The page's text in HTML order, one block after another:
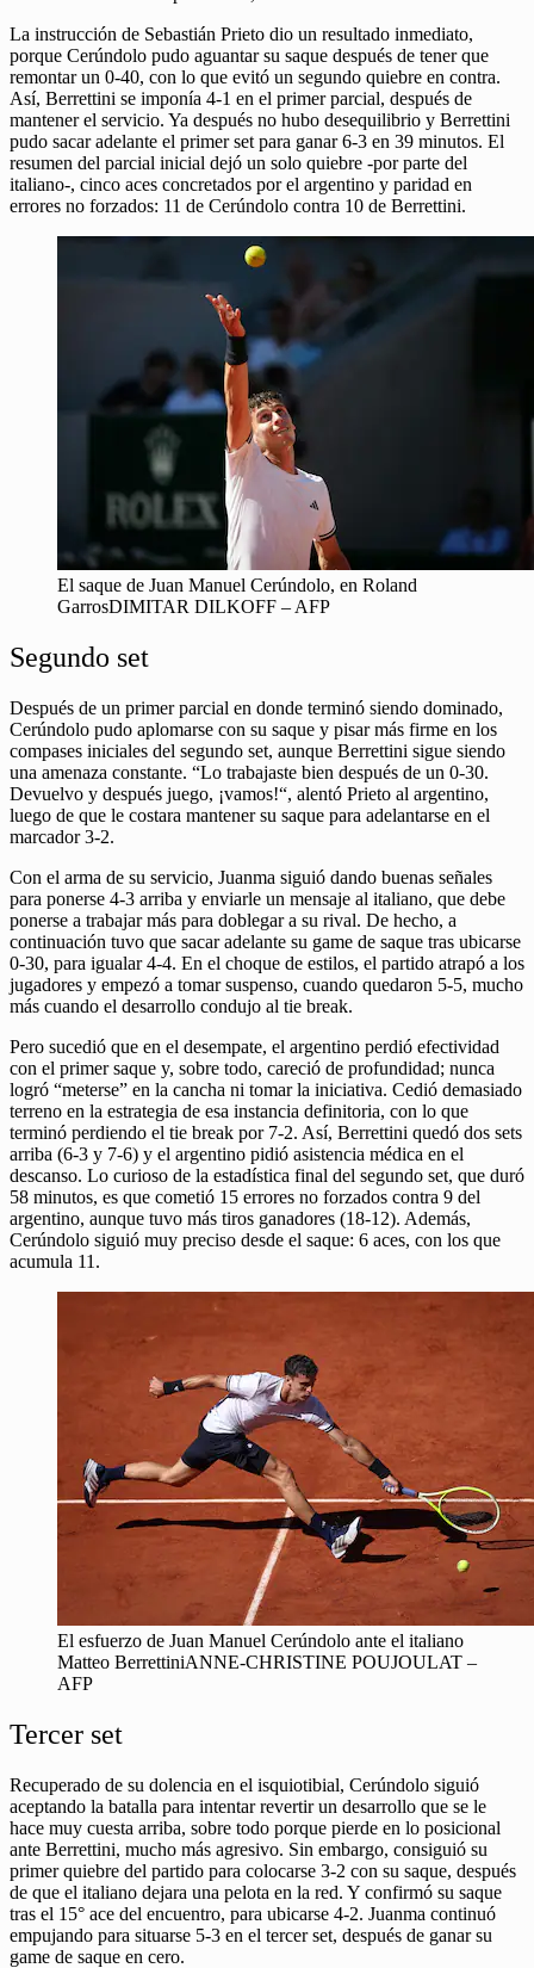
La instrucción de Sebastián Prieto dio un resultado inmediato,
porque Cerúndolo pudo aguantar su saque después de tener que
remontar un 0-40, con lo que evitó un segundo quiebre en contra.
Así, Berrettini se imponía 4-1 en el primer parcial, después de
mantener el servicio. Ya después no hubo desequilibrio y Berrettini
pudo sacar adelante el primer set para ganar 6-3 en 39 minutos. El
resumen del parcial inicial dejó un solo quiebre -por parte del
italiano-, cinco aces concretados por el argentino y paridad en
errores no forzados: 11 de Cerúndolo contra 10 de Berrettini.
El saque de Juan Manuel Cerúndolo, en Roland
GarrosDIMITAR DILKOFF – AFP
Segundo set
Después de un primer parcial en donde terminó siendo dominado,
Cerúndolo pudo aplomarse con su saque y pisar más firme en los
compases iniciales del segundo set, aunque Berrettini sigue siendo
una amenaza constante. “Lo trabajaste bien después de un 0-30.
Devuelvo y después juego, ¡vamos!“, alentó Prieto al argentino,
luego de que le costara mantener su saque para adelantarse en el
marcador 3-2.
Con el arma de su servicio, Juanma siguió dando buenas señales
para ponerse 4-3 arriba y enviarle un mensaje al italiano, que debe
ponerse a trabajar más para doblegar a su rival. De hecho, a
continuación tuvo que sacar adelante su game de saque tras ubicarse
0-30, para igualar 4-4. En el choque de estilos, el partido atrapó a los
jugadores y empezó a tomar suspenso, cuando quedaron 5-5, mucho
más cuando el desarrollo condujo al tie break.
Pero sucedió que en el desempate, el argentino perdió efectividad
con el primer saque y, sobre todo, careció de profundidad; nunca
logró “meterse” en la cancha ni tomar la iniciativa. Cedió demasiado
terreno en la estrategia de esa instancia definitoria, con lo que
terminó perdiendo el tie break por 7-2. Así, Berrettini quedó dos sets
arriba (6-3 y 7-6) y el argentino pidió asistencia médica en el
descanso. Lo curioso de la estadística final del segundo set, que duró
58 minutos, es que cometió 15 errores no forzados contra 9 del
argentino, aunque tuvo más tiros ganadores (18-12). Además,
Cerúndolo siguió muy preciso desde el saque: 6 aces, con los que
acumula 11.
El esfuerzo de Juan Manuel Cerúndolo ante el italiano
Matteo BerrettiniANNE-CHRISTINE POUJOULAT –
AFP
Tercer set
Recuperado de su dolencia en el isquiotibial, Cerúndolo siguió
aceptando la batalla para intentar revertir un desarrollo que se le
hace muy cuesta arriba, sobre todo porque pierde en lo posicional
ante Berrettini, mucho más agresivo. Sin embargo, consiguió su
primer quiebre del partido para colocarse 3-2 con su saque, después
de que el italiano dejara una pelota en la red. Y confirmó su saque
tras el 15° ace del encuentro, para ubicarse 4-2. Juanma continuó
empujando para situarse 5-3 en el tercer set, después de ganar su
game de saque en cero.